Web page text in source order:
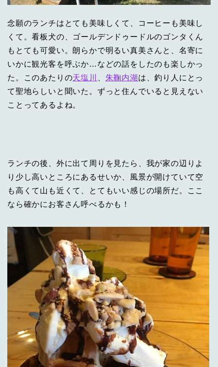
念願のランチはとても美味しくて、コーヒーも美味し
くて。看板犬の、ゴールデンドゥードルのゴンタくん
もとても可愛い。朗らかで明るい真美さんと、名寄に
いかに観光客を呼ぶか…などの話をしたのも楽しかっ
た。このあたりの天塩川 朱鞠内湖 は、釣り人にとっ
て聖地らしいと聞いた。ずっと住んでいると見えない
ことってあるよね。
ランチの後、外に出て周りを見たら、我が家の辺りよ
り少し高いところにあるせいか、風景が開けていて空
も高くて山も近くて、とてもいい感じの場所だ。ここ
なら確かにお客さん呼べるかも！